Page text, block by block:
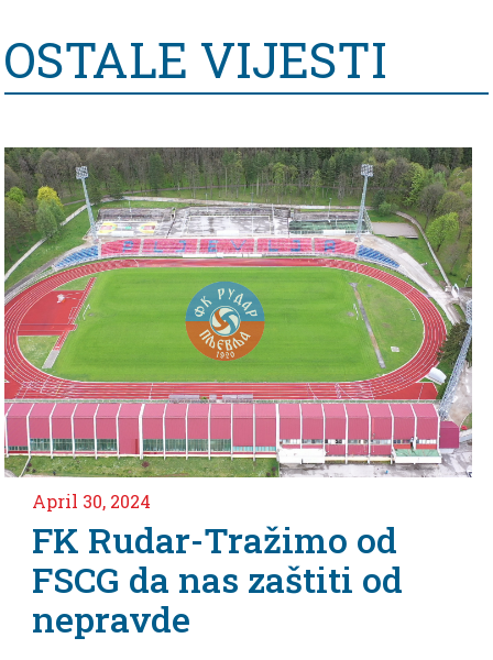
OSTALE VIJESTI
Tražimo od
nas zaštiti od
meča